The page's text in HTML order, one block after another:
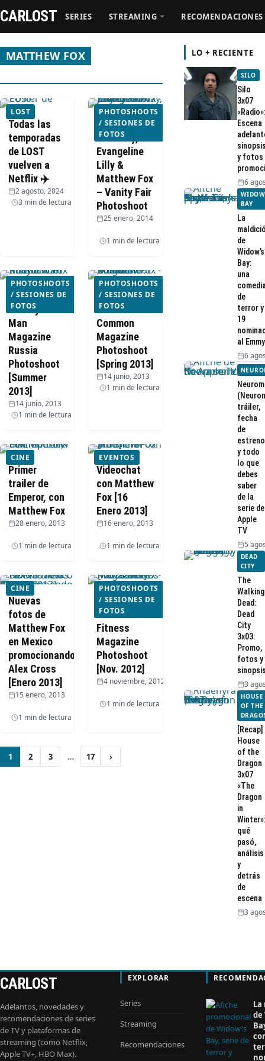
Streaming
Recomendaciones
Videos
CARLOST SERIES STREAMING RECOMENDACIONES
MATTHEW FOX
LOST
Todas las
temporadas
de LOST
vuelven a
Netflix ✈️
2 agosto, 2024
3 min de lectura
PHOTOSHOOTS
/ SESIONES DE
FOTOS
Josh
Holloway,
Evangeline
Lilly &
Matthew Fox
– Vanity Fair
Photoshoot
25 enero, 2014
1 min de lectura
PHOTOSHOOTS
/ SESIONES DE
FOTOS
Matthew Fox
– InStyle
Man
Magazine
Russia
Photoshoot
[Summer
2013]
14 junio, 2013
1 min de lectura
PHOTOSHOOTS
/ SESIONES DE
FOTOS
Matthew Fox
– Boston
Common
Magazine
Photoshoot
[Spring 2013]
14 junio, 2013
1 min de lectura
CINE
Primer
trailer de
Emperor, con
Matthew Fox
28 enero, 2013
1 min de lectura
EVENTOS
Videochat
con Matthew
Fox [16
Enero 2013]
16 enero, 2013
1 min de lectura
CINE
Nuevas
fotos de
Matthew Fox
en Mexico
promocionando
Alex Cross
[Enero 2013]
15 enero, 2013
1 min de lectura
PHOTOSHOOTS
/ SESIONES DE
FOTOS
Matthew Fox
– Men’s
Fitness
Magazine
Photoshoot
[Nov. 2012]
4 noviembre, 2012
1 min de lectura
Paginación
1 2 3 … 17 Siguiente
›
LO + RECIENTE
SILO
Silo
3x07
«Radio»:
Escena
y fotos
6
BAY
La
de
Widow’s
Bay:
una
de
terror y
19
al Emmy
6
tráiler,
fecha
de
estreno
y todo
lo que
debes
saber
de la
serie de
Apple
TV
5
DEAD
CITY
The
Walking
Dead:
Dead
City
3x03:
Promo,
fotos y
3
HOUSE
OF THE
[Recap]
House
of the
Dragon
3x07
«The
Dragon
in
Winter»:
qué
pasó,
análisis
y
detrás
de
escena
3
CARLOST
Adelantos, novedades y
recomendaciones de series
de TV y plataformas de
streaming (como Netflix,
Apple TV+, HBO Max).
EXPLORAR
Series
Streaming
Recomendaciones
de